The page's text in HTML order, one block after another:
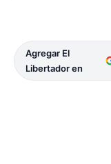
Agregar El
Libertador en